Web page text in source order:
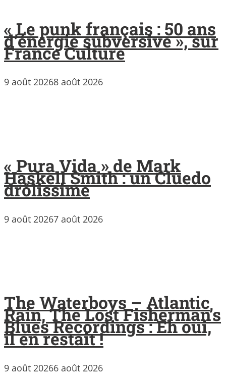
« Le punk français : 50 ans
d’énergie subversive », sur
France Culture
9 août 20268 août 2026
« Pura Vida » de Mark
Haskell Smith : un Cluedo
drôlissime
9 août 20267 août 2026
The Waterboys – Atlantic
Rain, The Lost Fisherman’s
Blues Recordings : Eh oui,
il en restait !
9 août 20266 août 2026